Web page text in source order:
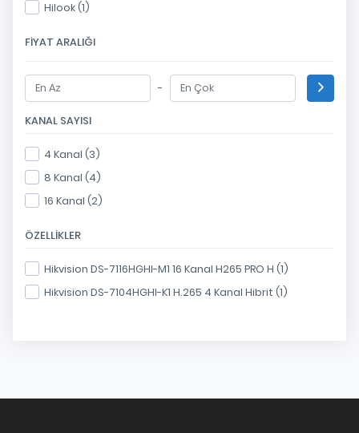
Hilook (1)
FIYAT ARALIĞI
-
KANAL SAYISI
4 Kanal (3)
8 Kanal (4)
16 Kanal (2)
ÖZELLIKLER
Hikvision DS-7116HGHI-M1 16 Kanal H265 PRO H (1)
Hikvision DS-7104HGHI-K1 H.265 4 Kanal Hibrit (1)